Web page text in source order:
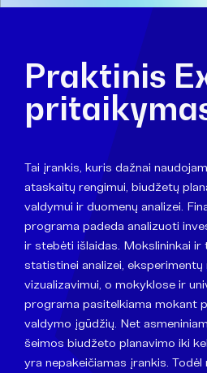
Praktinis
Tai įrankis, kuris dažnai
ataskaitų rengimui, biudžetų
valdymui ir duomenų analizei.
programa padeda analizuoti
ir stebėti išlaidas. Mokslininkai ir
statistinei analizei,
vizualizavimui, o mokyklose ir
programa pasitelkiama mokant
valdymo įgūdžių. Net
šeimos biudžeto planavimo iki
yra nepakeičiamas įrankis.